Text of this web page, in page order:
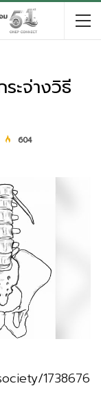
ะจ่างวิธี
604
1738676